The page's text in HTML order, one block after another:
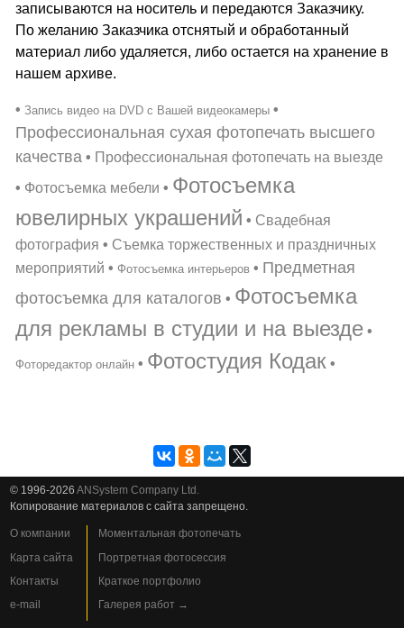
записываются на носитель и передаются Заказчику.
По желанию Заказчика отснятый и обработанный
материал либо удаляется, либо остается на хранение в
нашем архиве.
• Запись видео на DVD с Вашей видеокамеры•
Профессиональная сухая фотопечать высшего
качества • Профессиональная фотопечать на выезде
• Фотосъемка мебели • Фотосъемка
ювелирных украшений • Свадебная
фотография • Съемка торжественных и праздничных
мероприятий • Фотосъемка интерьеров• Предметная
фотосъемка для каталогов • Фотосъемка
для рекламы в студии и на выезде•
Фоторедактор онлайн• Фотостудия Кодак •
© 1996-2026ANSystem Company Ltd.
Копирование материалов с сайта запрещено.
О компании
Карта сайта
Контакты
e-mail
Моментальная фотопечать
Портретная фотосессия
Краткое портфолио
Галерея работ →